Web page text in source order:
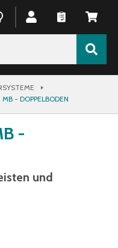
- DOPPELBODEN
-
und